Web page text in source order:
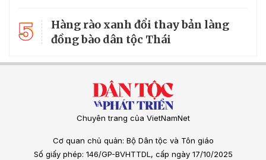
5
Hàng rào xanh đổi thay bản làng
đồng bào dân tộc Thái
Chuyên trang của VietNamNet
Cơ quan chủ quản: Bộ Dân tộc và Tôn giáo
Số giấy phép: 146/GP-BVHTTDL, cấp ngày 17/10/2025